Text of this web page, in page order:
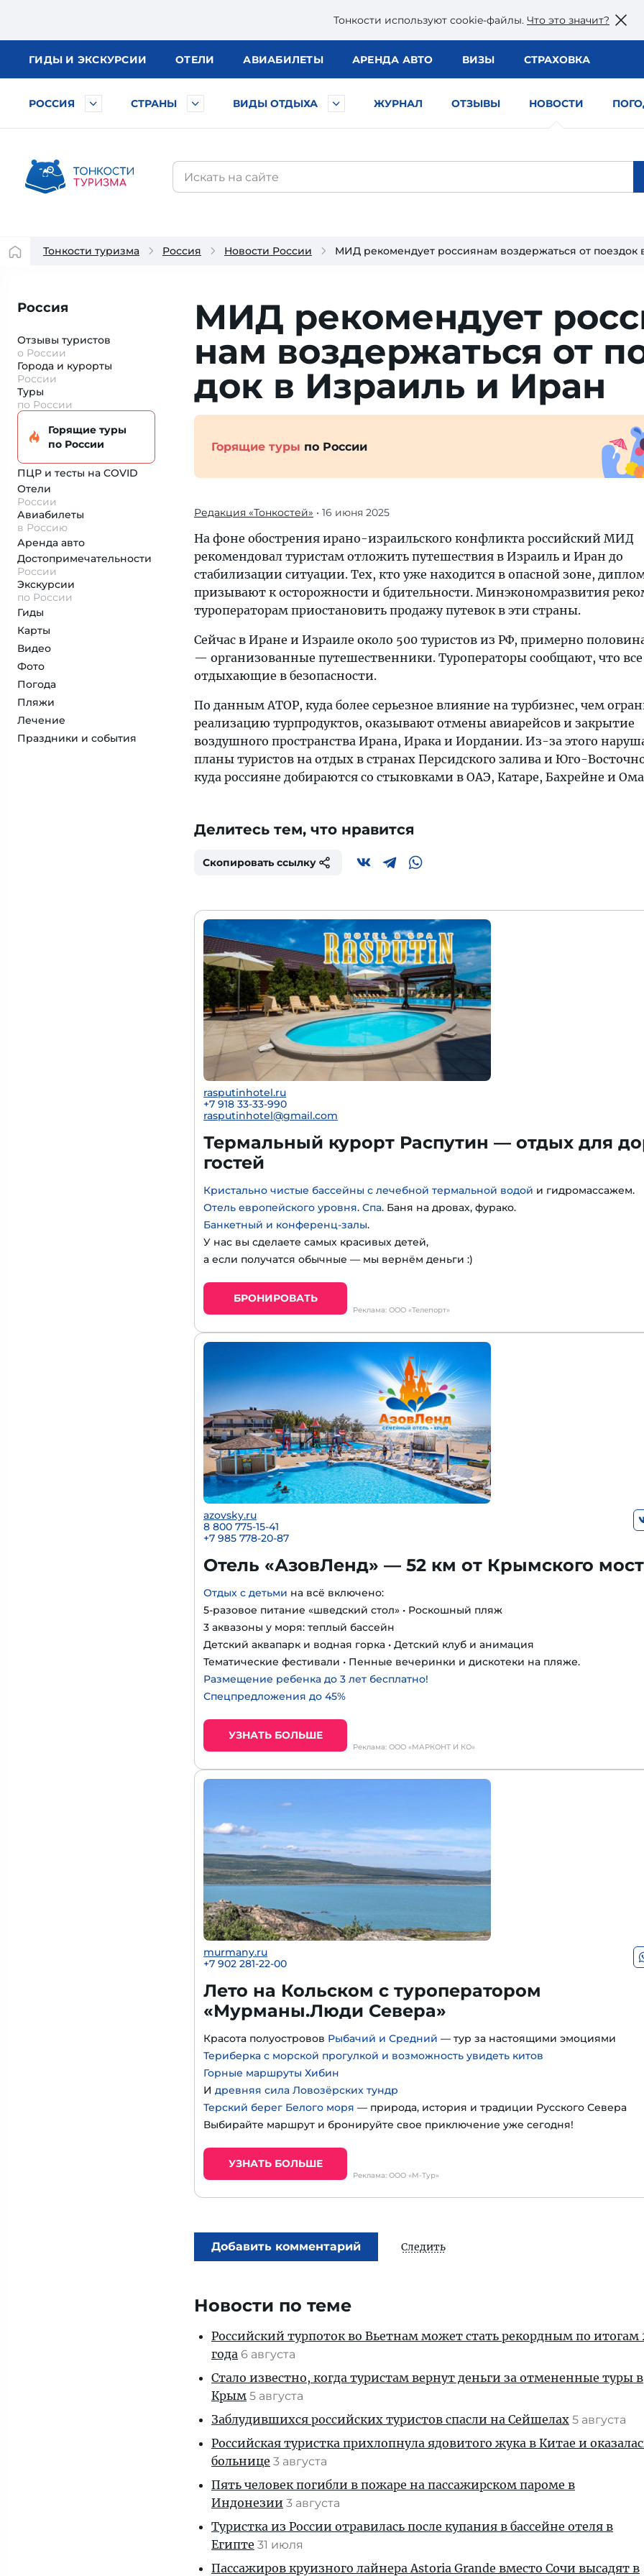
Тонкости используют сookie-файлы. Что это значит?
ГИДЫ И ЭКСКУРСИИ ОТЕЛИ АВИАБИЛЕТЫ АРЕНДА АВТО ВИЗЫ СТРАХОВКА
РОССИЯ СТРАНЫ ВИДЫ ОТДЫХА ЖУРНАЛ ОТЗЫВЫ НОВОСТИ
Тонкости туризма Россия Новости России МИД рекомендует россиянам воздержаться от
Россия
Отзывы туристов
о России
Города и курорты
России
Туры
по России
Горящие туры
по России
ПЦР и тесты на COVID
Отели
России
Авиабилеты
в Россию
Аренда авто
Достопримеча­тельности
России
Экскурсии
по России
Гиды
Карты
Видео
Фото
Погода
Пляжи
Лечение
Праздники и события
МИД рекомендует
нам воз­держаться от
док в Из­раиль и Иран
Горящие туры по России
Редакция «Тонкостей» • 16 июня 2025
На фоне обострения ирано-израильского конфликта российский МИД
рекомендовал туристам отложить путешествия в Израиль и Иран до
стабилизации ситуации. Тех, кто уже находится в опасной зоне,
призывают к осторожности и бдительности. Минэкономразвития
туроператорам приостановить продажу путевок в эти страны.
Сейчас в Иране и Израиле около 500 туристов из РФ, примерно
— организованные путешественники. Туроператоры сообщают, что все
отдыхающие в безопасности.
По данным АТОР, куда более серьезное влияние на турбизнес, чем
реализацию турпродуктов, оказывают отмены авиарейсов и закрытие
воздушного пространства Ирана, Ирака и Иордании. Из-за этого
планы туристов на отдых в странах Персидского залива и Юго-
куда россияне добираются со стыковками в ОАЭ, Катаре, Бахрейне и
Делитесь тем, что нравится
Скопировать ссылку
rasputinhotel.ru
+7 918 33-33-990
rasputinhotel@gmail.com
Термальный курорт Распутин — отдых для
гостей
Кристально чистые бассейны с лечебной термальной водой и гидромассажем.
Отель европейского уровня. Спа. Баня на дровах, фурако.
Банкетный и конференц-залы.
У нас вы сделаете самых красивых детей,
а если получатся обычные — мы вернём деньги :)
БРОНИРОВАТЬ
Реклама: ООО «Телепорт»
azovsky.ru
8 800 775-15-41
+7 985 778-20-87
Отель «АзовЛенд» — 52 км от Крымского
Отдых с детьми на всё включено:
5-разовое питание «шведский стол» • Роскошный пляж
3 аквазоны у моря: теплый бассейн
Детский аквапарк и водная горка • Детский клуб и анимация
Тематические фестивали • Пенные вечеринки и дискотеки на пляже.
Размещение ребенка до 3 лет бесплатно!
Спецпредложения до 45%
УЗНАТЬ БОЛЬШЕ
Реклама: ООО «МАРКОНТ И КО»
murmany.ru
+7 902 281-22-00
Лето на Кольском с туроператором
«Мурманы.Люди Севера»
Красота полуостровов Рыбачий и Средний — тур за настоящими эмоциями
Териберка с морской прогулкой и возможность увидеть китов
Горные маршруты Хибин
И древняя сила Ловозёрских тундр
Терский берег Белого моря — природа, история и традиции Русского Севера
Выбирайте маршрут и бронируйте свое приключение уже сегодня!
УЗНАТЬ БОЛЬШЕ
Реклама: ООО «М-Тур»
Добавить комментарий Следить
Новости по теме
Российский турпоток во Вьетнам может стать рекордным по итогам
года 6 августа
Стало известно, когда туристам вернут деньги за отмененные туры в
Крым 5 августа
Заблудившихся российских туристов спасли на Сейшелах 5 августа
Российская туристка прихлопнула ядовитого жука в Китае и
больнице 3 августа
Пять человек погибли в пожаре на пассажирском пароме в
Индонезии 3 августа
Туристка из России отравилась после купания в бассейне отеля в
Египте 31 июля
Пассажиров круизного лайнера Astoria Grande вместо Сочи высадят в